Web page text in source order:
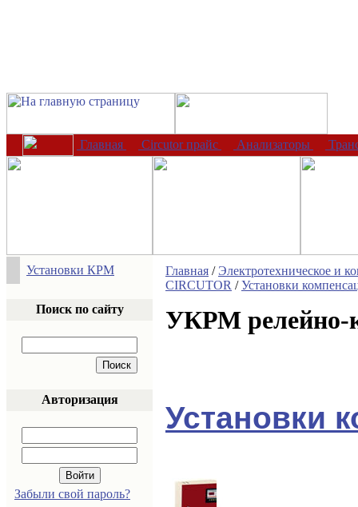
Главная Circutor прайс Анализаторы
Установки КРМ
Поиск по сайту
Авторизация
Забыли свой пароль?
Главная / Электротехническое и
CIRCUTOR /Установки
УКРМ релейно-
Установки